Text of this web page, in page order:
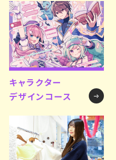
キャラクター
デザインコース